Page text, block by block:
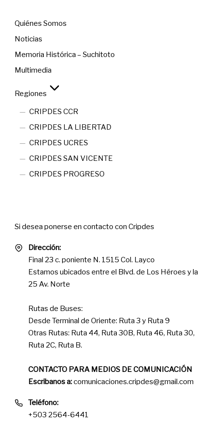
Quiénes Somos
Noticias
Memoria Histórica – Suchitoto
Multimedia
Regiones
CRIPDES CCR
CRIPDES LA LIBERTAD
CRIPDES UCRES
CRIPDES SAN VICENTE
CRIPDES PROGRESO
Si desea ponerse en contacto con Cripdes
Dirección:
Final 23 c. poniente N. 1515 Col. Layco
Estamos ubicados entre el Blvd. de Los Héroes y la
25 Av. Norte
Rutas de Buses:
Desde Terminal de Oriente: Ruta 3 y Ruta 9
Otras Rutas: Ruta 44, Ruta 30B, Ruta 46, Ruta 30,
Ruta 2C, Ruta B.
CONTACTO PARA MEDIOS DE COMUNICACIÓN
Escribanos a:comunicaciones.cripdes@gmail.com
Teléfono:
+503 2564-6441